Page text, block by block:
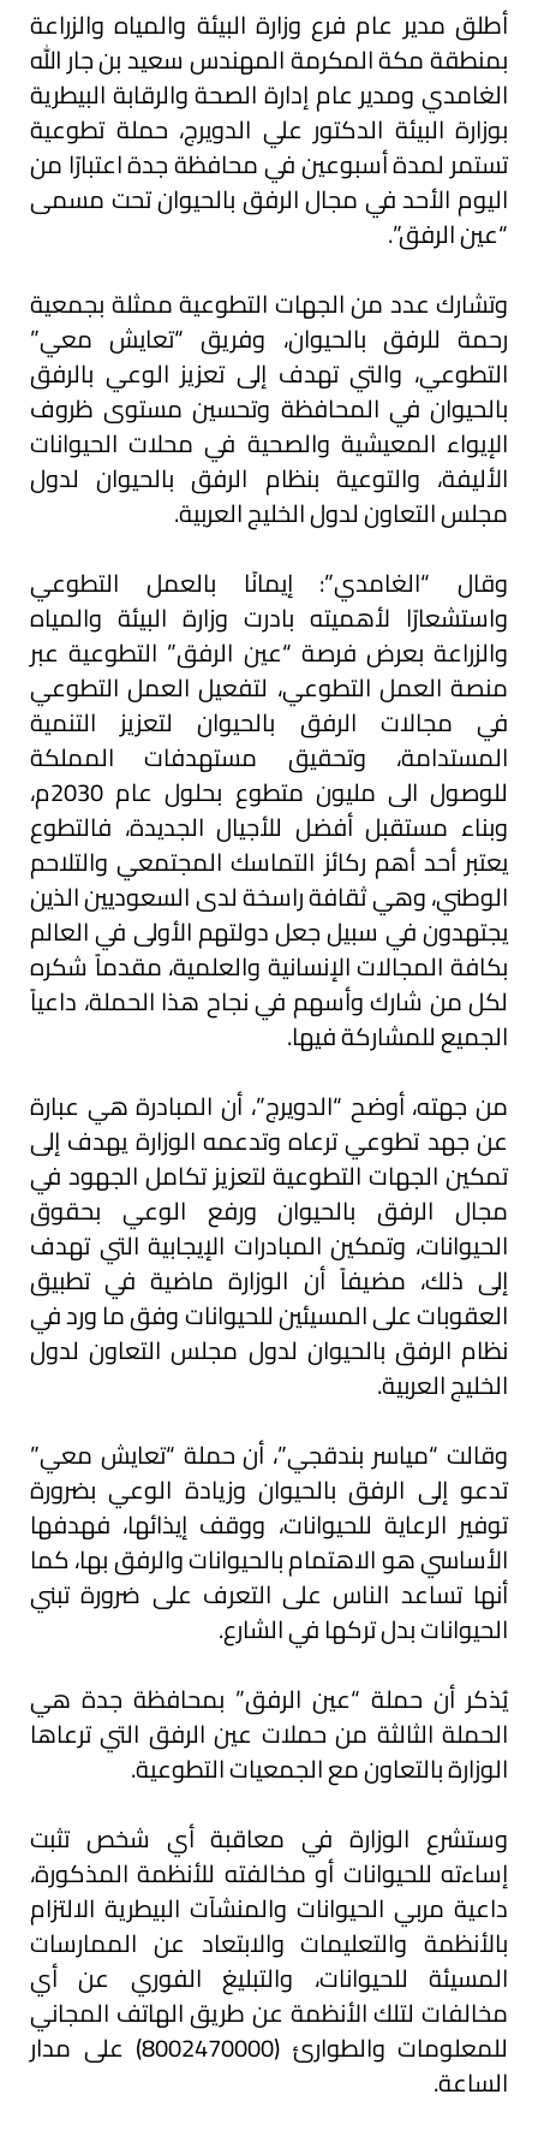
أطلق مدير عام فرع وزارة البيئة والمياه والزراعة
بمنطقة مكة المكرمة المهندس سعيد بن جار الله
الغامدي ومدير عام إدارة الصحة والرقابة البيطرية
بوزارة البيئة الدكتور علي الدويرج، حملة تطوعية
تستمر لمدة أسبوعين في محافظة جدة اعتبارًا من
اليوم الأحد في مجال الرفق بالحيوان تحت مسمى
“عين الرفق”.
وتشارك عدد من الجهات التطوعية ممثلة بجمعية
رحمة للرفق بالحيوان، وفريق “تعايش معي”
التطوعي، والتي تهدف إلى تعزيز الوعي بالرفق
بالحيوان في المحافظة وتحسين مستوى ظروف
الإيواء المعيشية والصحية في محلات الحيوانات
الأليفة، والتوعية بنظام الرفق بالحيوان لدول
مجلس التعاون لدول الخليج العربية.
وقال “الغامدي”: إيمانًا بالعمل التطوعي
واستشعارًا لأهميته بادرت وزارة البيئة والمياه
والزراعة بعرض فرصة “عين الرفق” التطوعية عبر
منصة العمل التطوعي، لتفعيل العمل التطوعي
في مجالات الرفق بالحيوان لتعزيز التنمية
المستدامة، وتحقيق مستهدفات المملكة
للوصول الى مليون متطوع بحلول عام 2030م،
وبناء مستقبل أفضل للأجيال الجديدة، فالتطوع
يعتبر أحد أهم ركائز التماسك المجتمعي والتلاحم
الوطني، وهي ثقافة راسخة لدى السعوديين الذين
يجتهدون في سبيل جعل دولتهم الأولى في العالم
بكافة المجالات الإنسانية والعلمية، مقدماً شكره
لكل من شارك وأسهم في نجاح هذا الحملة، داعياً
الجميع للمشاركة فيها.
من جهته، أوضح “الدويرج”، أن المبادرة هي عبارة
عن جهد تطوعي ترعاه وتدعمه الوزارة يهدف إلى
تمكين الجهات التطوعية لتعزيز تكامل الجهود في
مجال الرفق بالحيوان ورفع الوعي بحقوق
الحيوانات، وتمكين المبادرات الإيجابية التي تهدف
إلى ذلك، مضيفاً أن الوزارة ماضية في تطبيق
العقوبات على المسيئين للحيوانات وفق ما ورد في
نظام الرفق بالحيوان لدول مجلس التعاون لدول
الخليج العربية.
وقالت “مياسر بندقجي”، أن حملة “تعايش معي”
تدعو إلى الرفق بالحيوان وزيادة الوعي بضرورة
توفير الرعاية للحيوانات، ووقف إيذائها، فهدفها
الأساسي هو الاهتمام بالحيوانات والرفق بها، كما
أنها تساعد الناس على التعرف على ضرورة تبني
الحيوانات بدل تركها في الشارع.
يُذكر أن حملة “عين الرفق” بمحافظة جدة هي
الحملة الثالثة من حملات عين الرفق التي ترعاها
الوزارة بالتعاون مع الجمعيات التطوعية.
وستشرع الوزارة في معاقبة أي شخص تثبت
إساءته للحيوانات أو مخالفته للأنظمة المذكورة،
داعية مربي الحيوانات والمنشآت البيطرية الالتزام
بالأنظمة والتعليمات والابتعاد عن الممارسات
المسيئة للحيوانات، والتبليغ الفوري عن أي
مخالفات لتلك الأنظمة عن طريق الهاتف المجاني
للمعلومات والطوارئ (8002470000) على مدار
الساعة.